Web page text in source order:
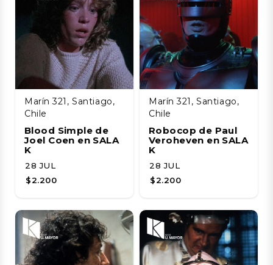
Marín 321, Santiago,
Chile
Blood Simple de
Joel Coen en SALA
K
28 JUL
$2.200
Marín 321, Santiago,
Chile
Robocop de Paul
Veroheven en SALA
K
28 JUL
$2.200